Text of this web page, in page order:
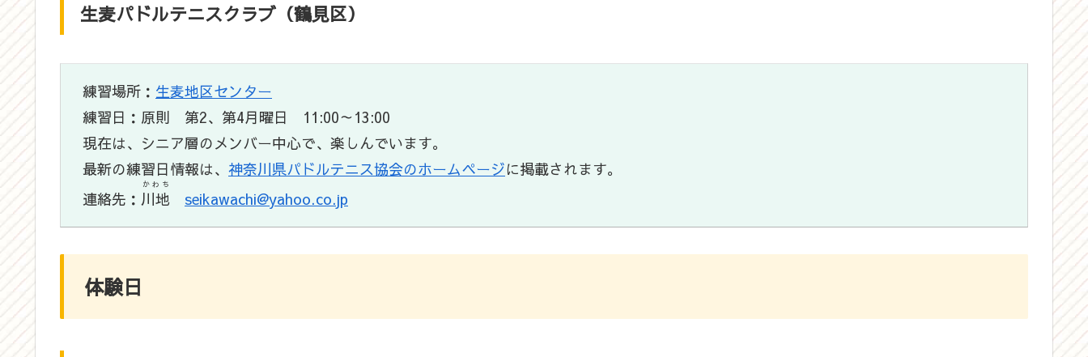
生麦パドルテニスクラブ（鶴見区）
練習場所： 生麦地区センター
練習日：原則 第2、第4月曜日 11:00～13:00
現在は、シニア層のメンバー中心で、楽しんでいます。
最新の練習日情報は、 神奈川県パドルテニス協会のホームページに掲載されます。
連絡先： 川地
かわち
seikawachi@yahoo.co.jp
体験日